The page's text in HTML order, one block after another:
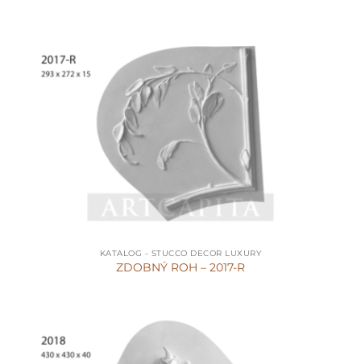
KATALOG - STUCCO DECOR LUXURY
ZDOBNÝ ROH – 2017-R